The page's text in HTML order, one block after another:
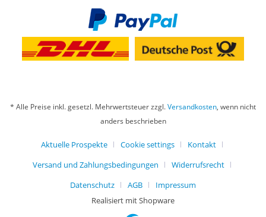
* Alle Preise inkl. gesetzl. Mehrwertsteuer zzgl.Versandkosten, wenn nicht
anders beschrieben
Aktuelle Prospekte Cookie settings
Kontakt
Versand und Zahlungsbedingungen
Widerrufsrecht
Datenschutz
AGB
Impressum
Realisiert mit Shopware